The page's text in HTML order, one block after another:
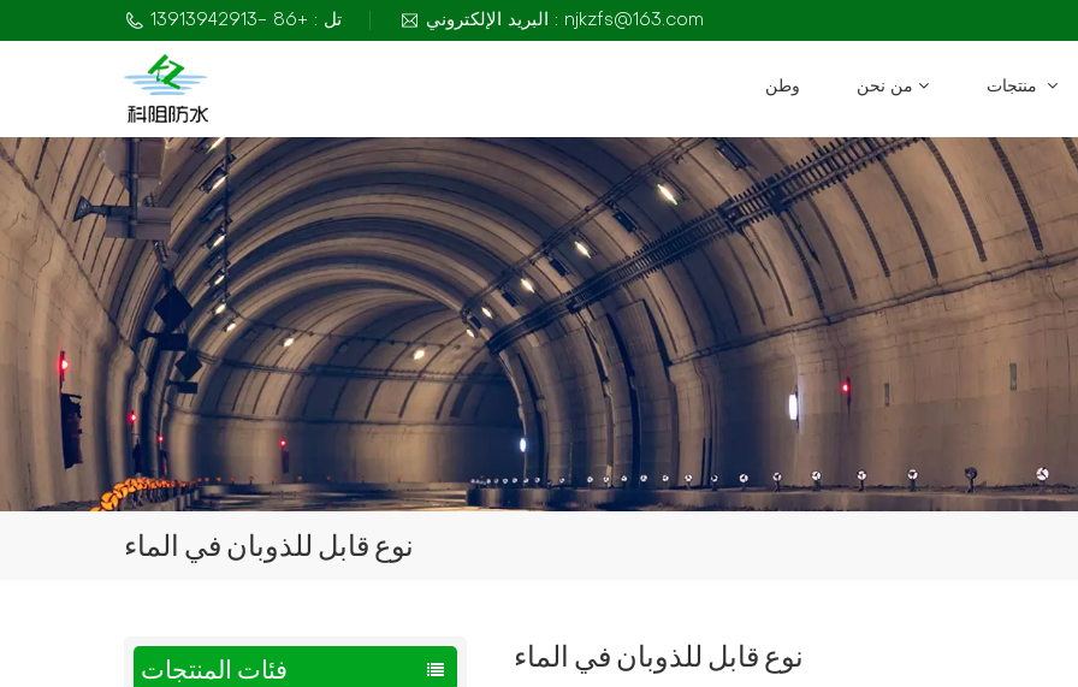
تل : +86 -13913942913 البريد الإلكتروني : njkzfs@163.com
وطن من نحن
نوع قابل للذوبان في الماء
فئات المنتجات نوع قابل للذوبان في الماء